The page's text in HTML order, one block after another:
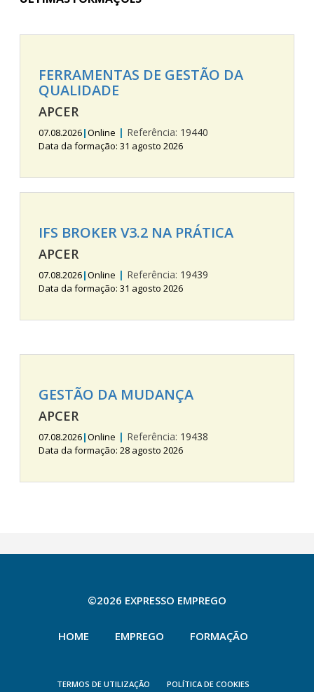
FERRAMENTAS DE GESTÃO DA
QUALIDADE
APCER
07.08.2026|Online | Referência: 19440
Data da formação: 31 agosto 2026
IFS BROKER V3.2 NA PRÁTICA
APCER
07.08.2026|Online | Referência: 19439
Data da formação: 31 agosto 2026
GESTÃO DA MUDANÇA
APCER
07.08.2026|Online | Referência: 19438
Data da formação: 28 agosto 2026
©2026 EXPRESSO EMPREGO
HOME EMPREGO FORMAÇÃO
TERMOS DE UTILIZAÇÃO POLÍTICA DE COOKIES